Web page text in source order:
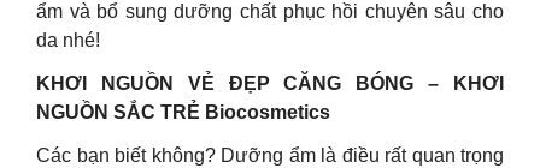
ẩm và bổ sung dưỡng chất phục hồi chuyên sâu cho
da nhé!
KHƠI NGUỒN VẺ ĐẸP CĂNG BÓNG – KHƠI
NGUỒN SẮC TRẺ Biocosmetics
Các bạn biết không? Dưỡng ẩm là điều rất quan trọng